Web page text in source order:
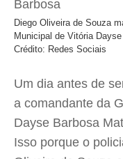
Diego Oliveira de Souza
Municipal de Vitória
Crédito: Redes Sociais
Um dia antes de
a comandante da
Dayse Barbosa
Isso porque o